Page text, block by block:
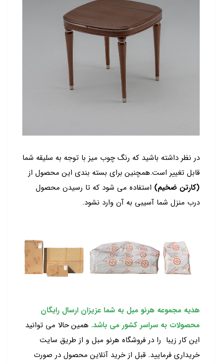
در نظر داشته باشید که رنگ چوب میز با توجه به سلیقه شما
قابل تغییر است.همچنین برای بسته بندی این محصول از
(کارتن ضخیم) استفاده می شود که تا رسیدن محصول
درب منزل شما آسیبی به آن وارد نشود.
هدیه مجموعه هرنو مبل به شما عزیزان ارسال رایگان
محصولات به سراسر کشور می باشد. همین حالا می توانید
این کار زیبا را در فروشگاه هرنو مبل و از طریق سایت
خریداری فرمایید. قبل از خرید آنلاین محصول در صورت